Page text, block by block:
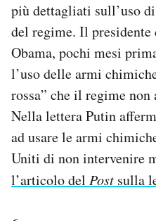
più dettagliati sull’uso
del regime. Il
Obama, pochi mesi
l’uso delle armi
rossa” che il regime non
Nella lettera Putin
ad usare le armi
Uniti di non intervenire
l’articolo del Post sulla